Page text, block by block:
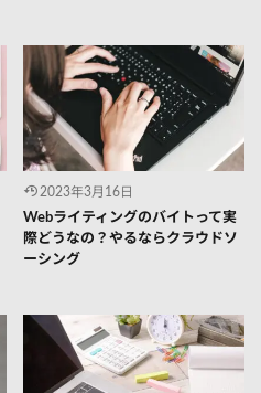
2023年3月16日
Webライティングのバイトって実
際どうなの？やるならクラウドソ
ーシング